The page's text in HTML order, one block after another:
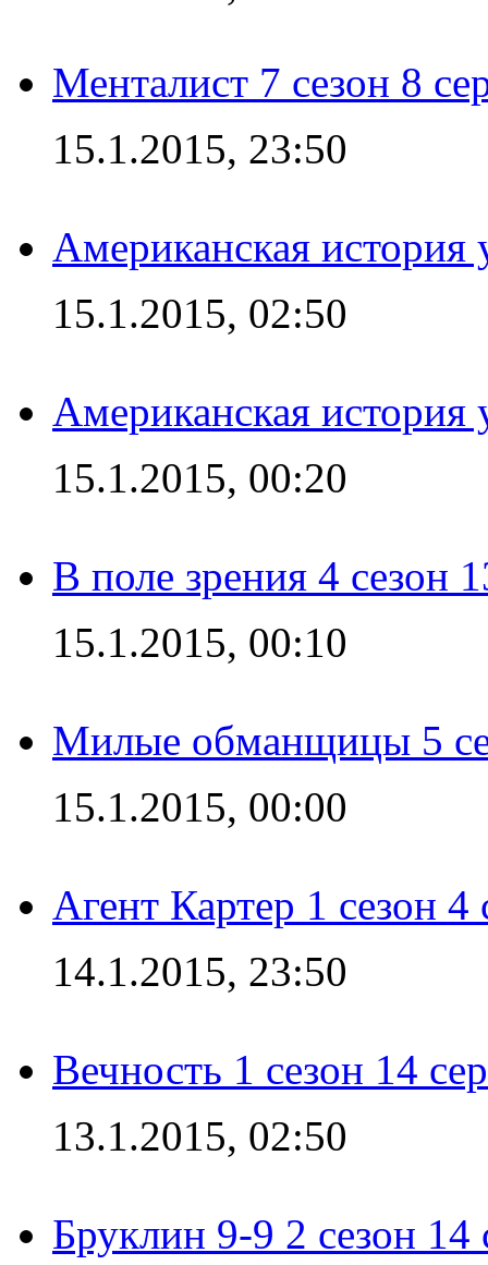
Менталист 7 сезон 8
15.1.2015, 23:50
Американская история
15.1.2015, 02:50
Американская история
15.1.2015, 00:20
В поле зрения 4 сезон
15.1.2015, 00:10
Милые обманщицы 5
15.1.2015, 00:00
Агент Картер 1 сезон 4
14.1.2015, 23:50
Вечность 1 сезон 14
13.1.2015, 02:50
Бруклин 9-9 2 сезон 14